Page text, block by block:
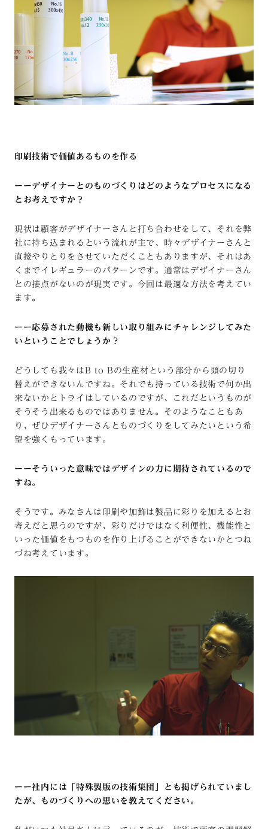
印刷技術で価値あるものを作る
ーーデザイナーとのものづくりはどのようなプロセスになる
とお考えですか？
現状は顧客がデザイナーさんと打ち合わせをして、それを弊
社に持ち込まれるという流れが主で、時々デザイナーさんと
直接やりとりをさせていただくこともありますが、それはあ
くまでイレギュラーのパターンです。通常はデザイナーさん
との接点がないのが現実です。今回は最適な方法を考えてい
ます。
ーー応募された動機も新しい取り組みにチャレンジしてみた
いということでしょうか？
どうしても我々はB to Bの生産材という部分から頭の切り
替えができないんですね。それでも持っている技術で何か出
来ないかとトライはしているのですが、これだというものが
そうそう出来るものではありません。そのようなこともあ
り、ぜひデザイナーさんとものづくりをしてみたいという希
望を強くもっています。
ーーそういった意味ではデザインの力に期待されているので
すね。
そうです。みなさんは印刷や加飾は製品に彩りを加えるとお
考えだと思うのですが、彩りだけではなく利便性、機能性と
いった価値をもつものを作り上げることができないかとつね
づね考えています。
ーー社内には「特殊製版の技術集団」とも掲げられていまし
たが、ものづくりへの思いを教えてください。